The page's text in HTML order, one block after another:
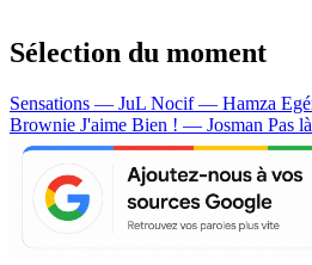
Sélection du moment
Sensations — JuL Nocif — Hamza
Brownie J'aime Bien ! — Josman Pas